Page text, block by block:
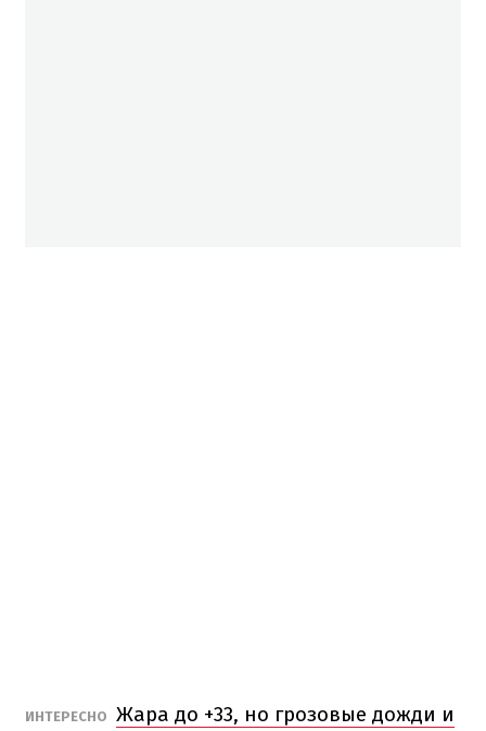
ИНТЕРЕСНО Жара до +33, но грозовые дожди и